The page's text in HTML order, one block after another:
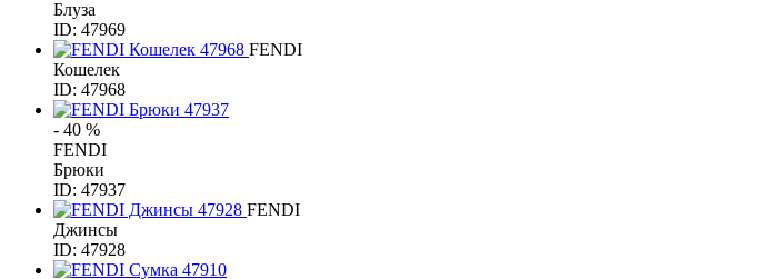
Блуза
ID: 47969
FENDI
Кошелек
ID: 47968
- 40 %
FENDI
Брюки
ID: 47937
FENDI
Джинсы
ID: 47928